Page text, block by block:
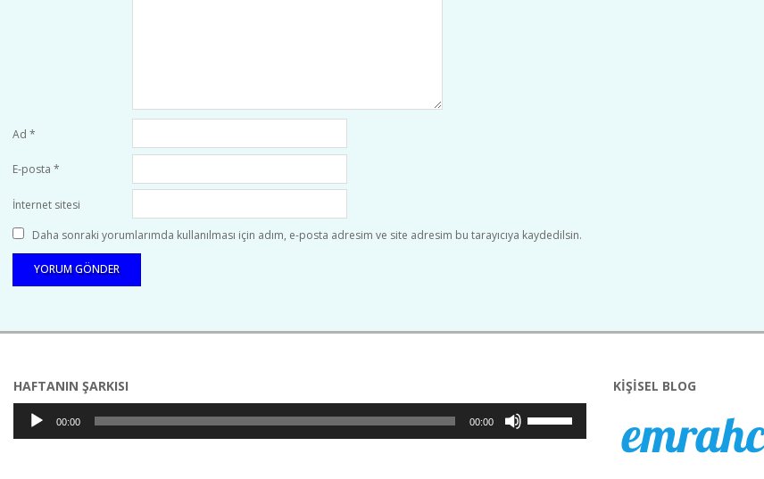
Ad *
E-posta *
İnternet sitesi
Daha sonraki yorumlarımda kullanılması için adım, e-posta adresim ve site adresim bu tarayıcıya kaydedilsin.
HAFTANIN ŞARKISI
Ses
oynatıcı
00:00 00:00
KIŞISEL BLOG